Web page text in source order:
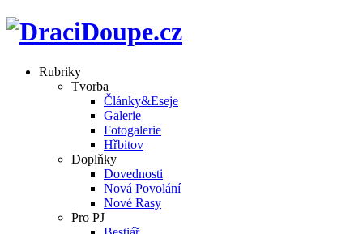
Rubriky
Tvorba
Články&Eseje
Galerie
Fotogalerie
Hřbitov
Doplňky
Dovednosti
Nová Povolání
Nové Rasy
Pro PJ